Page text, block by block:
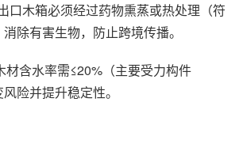
木箱必须经过药物熏蒸或热处理（符
除有害生物，防止跨境传播。
含水率需≤20%（主要受力构件
险并提升稳定性。